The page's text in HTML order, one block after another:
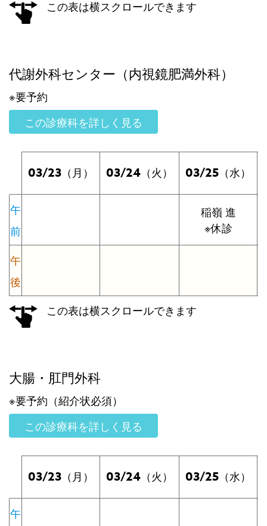
この表は横スクロールできます
代謝外科センター（内視鏡肥満外科）
※要予約
この診療科を詳しく見る
03/23 （月） 03/24 （火） 03/25 （水）
午
前
稲嶺 進
※休診
午
後
この表は横スクロールできます
大腸・肛門外科
※要予約（紹介状必須）
この診療科を詳しく見る
03/23 （月） 03/24 （火） 03/25 （水）
午